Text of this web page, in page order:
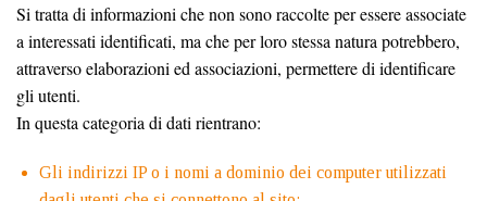
Si tratta di informazioni che non sono raccolte per essere associate
a interessati identificati, ma che per loro stessa natura potrebbero,
attraverso elaborazioni ed associazioni, permettere di identificare
gli utenti.
In questa categoria di dati rientrano:
Gli indirizzi IP o i nomi a dominio dei computer utilizzati